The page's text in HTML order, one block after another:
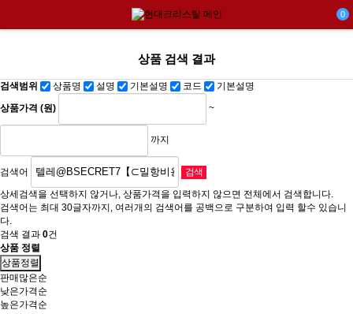
0
상품 검색 결과
검색범위 상품명 설명 기본설명 코드 기본설명
상품가격 (원) ~
까지
검색어
상세검색을 선택하지 않거나, 상품가격을 입력하지 않으면 전체에서 검색합니다.
검색어는 최대 30글자까지, 여러개의 검색어를 공백으로 구분하여 입력 할수 있습니
다.
검색 결과 0건
상품 정렬
상품정렬
판매많은순
낮은가격순
높은가격순